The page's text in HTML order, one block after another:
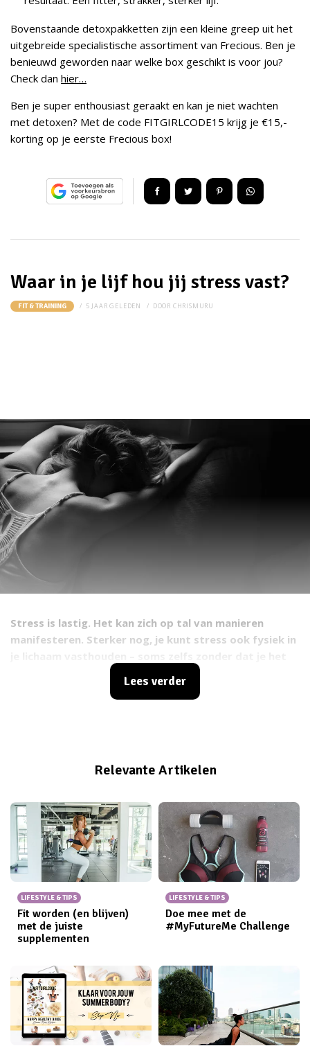
Bovenstaande detoxpakketten zijn een kleine greep uit het
uitgebreide specialistische assortiment van Frecious. Ben je
benieuwd geworden naar welke box geschikt is voor jou?
Check dan hier…
Ben je super enthousiast geraakt en kan je niet wachten
met detoxen? Met de code FITGIRLCODE15 krijg je €15,-
korting op je eerste Frecious box!
Waar in je lijf hou jij stress vast?
FIT & TRAINING 5 JAAR GELEDEN DOOR CHRISMURU
Stress is lastig. Het kan zich op tal van manieren
manifesteren. Sterker nog, je kunt stress ook fysiek in
door hebt. Het kan zijn dat je denkt dat je niet
gestrest bent, terwijl je lichaam een heel ander verhaal
Lees verder
Relevante Artikelen
LIFESTYLE & TIPS
Fit worden (en blijven)
met de juiste
supplementen
LIFESTYLE & TIPS
Doe mee met de
#MyFutureMe Challenge